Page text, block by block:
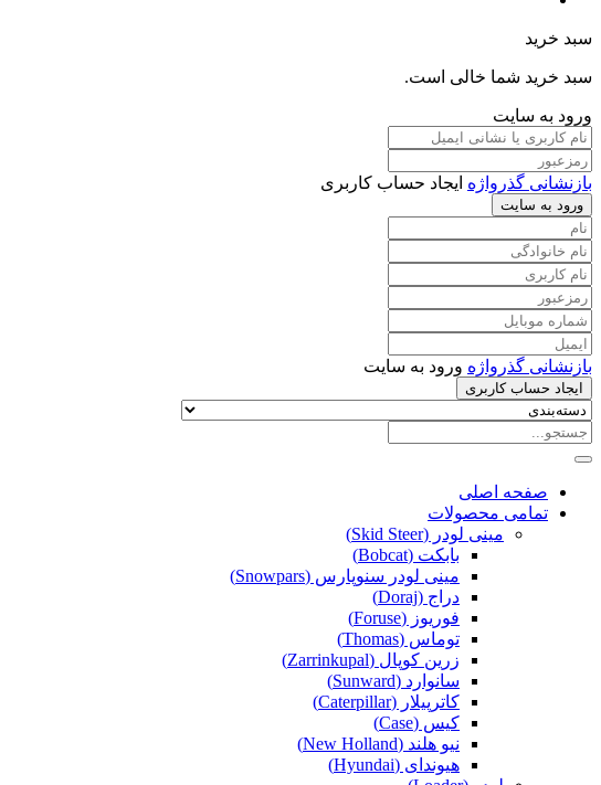
سبد خرید
سبد خرید شما خالی است.
ورود به سایت
بازنشانی گذرواژه ایجاد حساب کاربری
ورود به سایت
بازنشانی گذرواژه ورود به سایت
ایجاد حساب کاربری
صفحه اصلی
تمامی محصولات
مینی لودر (Skid Steer)
بابکت (Bobcat)
مینی لودر سنوپارس (Snowpars)
دراج (Doraj)
فوریوز (Foruse)
توماس (Thomas)
زرین کوپال (Zarrinkupal)
سانوارد (Sunward)
کاترپیلار (Caterpillar)
کیس (Case)
نیو هلند (New Holland)
هیوندای (Hyundai)